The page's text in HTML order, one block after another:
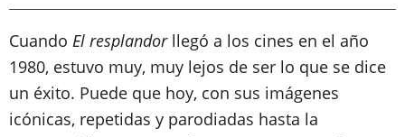
Cuando El resplandorllegó a los cines en el año
1980, estuvo muy, muy lejos de ser lo que se dice
un éxito. Puede que hoy, con sus imágenes
icónicas, repetidas y parodiadas hasta la